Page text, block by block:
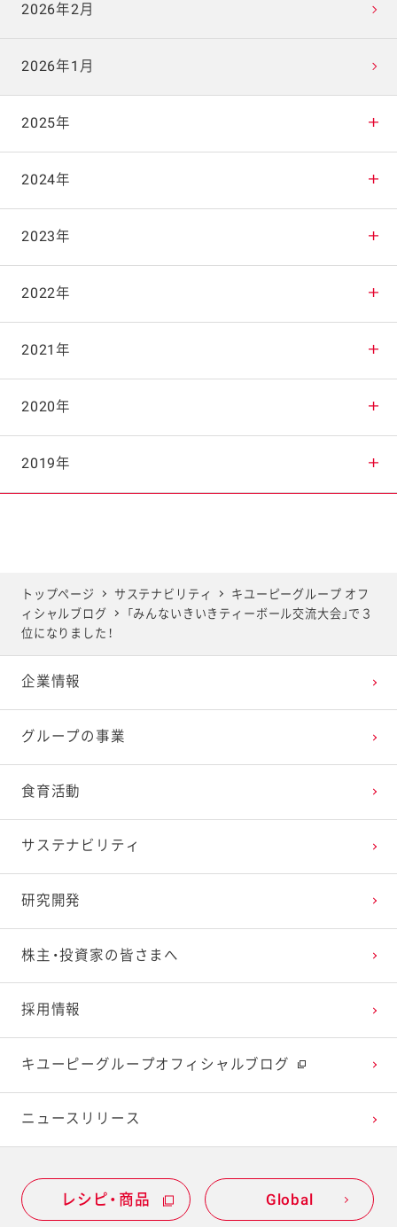
2026年2月
2026年1月
2025年
2025年12月
2025年11月
2025年10月
2025年9月
2025年8月
2025年7月
2025年4月
2025年3月
2025年2月
2024年
2024年12月
2024年11月
2024年10月
2024年9月
2024年8月
2024年5月
2024年4月
2024年3月
2023年
2023年12月
2023年11月
2023年10月
2023年9月
2023年6月
2023年5月
2023年4月
2022年
2022年12月
2022年11月
2022年10月
2022年7月
2022年6月
2022年5月
2021年
2021年12月
2021年11月
2021年8月
2021年7月
2021年6月
2020年
2020年12月
2020年9月
2020年8月
2020年7月
2019年
2019年10月
2019年9月
2019年8月
トップページ サステナビリティ
キユーピーグループ オフ
ィシャルブログ
「みんないきいきティーボール交流大会」で３
位になりました！
企業情報
グループの事業
食育活動
サステナビリティ
研究開発
株主・投資家の皆さまへ
採用情報
キユーピーグループオフィシャルブログ
ニュースリリース
レシピ・商品 Global